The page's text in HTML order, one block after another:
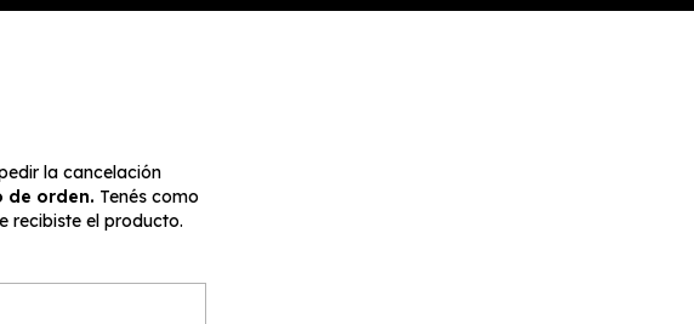
la cancelación
de orden. Tenés como
recibiste el producto.